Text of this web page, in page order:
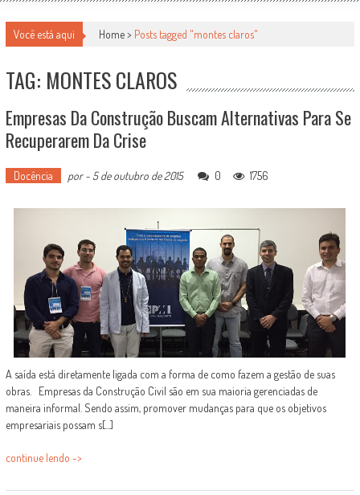
Você está aqui Home > Posts tagged "montes claros"
TAG: MONTES CLAROS
Empresas Da Construção Buscam Alternativas Para Se
Recuperarem Da Crise
Docência por- 5 de outubro de 2015 0 1756
A saída está diretamente ligada com a forma de como fazem a gestão de suas
obras. Empresas da Construção Civil são em sua maioria gerenciadas de
maneira informal. Sendo assim, promover mudanças para que os objetivos
empresariais possam s[...]
continue lendo ->